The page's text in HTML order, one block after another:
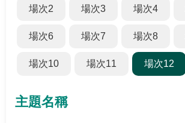
旅
場次2 場次3 場次4
場次6 場次7 場次8
場次10 場次11 場次12
主題名稱